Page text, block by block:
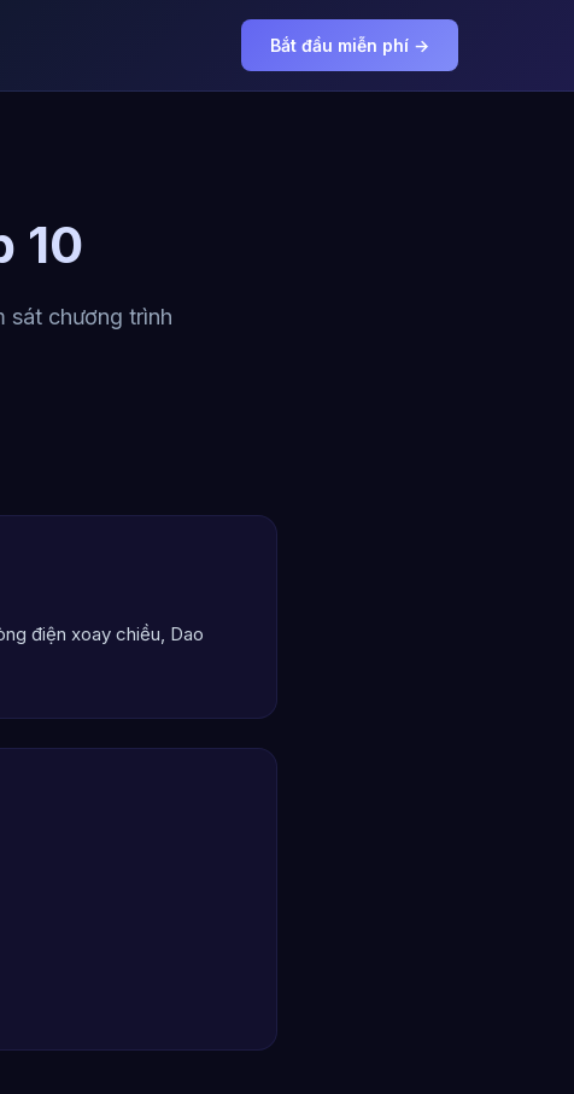
Bắt đầu miễn phí →
10
sát chương trình
điện xoay chiều, Dao